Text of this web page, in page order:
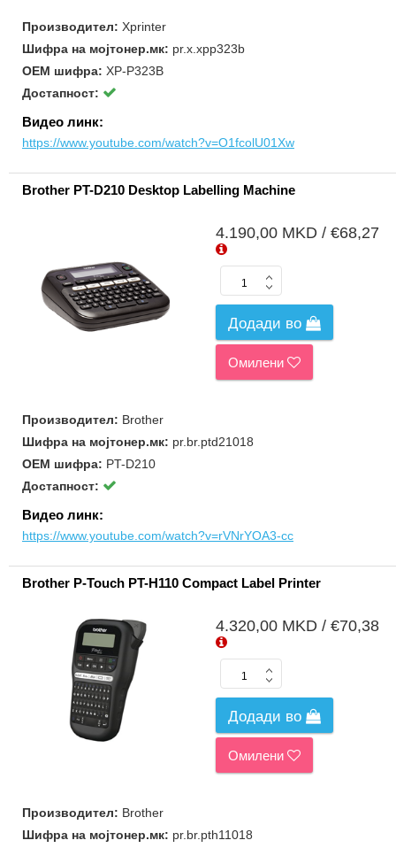
Производител: Xprinter
Шифра на мојтонер.мк: pr.x.xpp323b
ОЕМ шифра: XP-P323B
Достапност:
Видео линк:
https://www.youtube.com/watch?v=O1fcolU01Xw
Brother PT-D210 Desktop Labelling Machine
4.190,00 MKD / €68,27
Додади во
Омилени
Производител: Brother
Шифра на мојтонер.мк: pr.br.ptd21018
ОЕМ шифра: PT-D210
Достапност:
Видео линк:
https://www.youtube.com/watch?v=rVNrYOA3-cc
Brother P-Touch PT-H110 Compact Label Printer
4.320,00 MKD / €70,38
Додади во
Омилени
Производител: Brother
Шифра на мојтонер.мк: pr.br.pth11018